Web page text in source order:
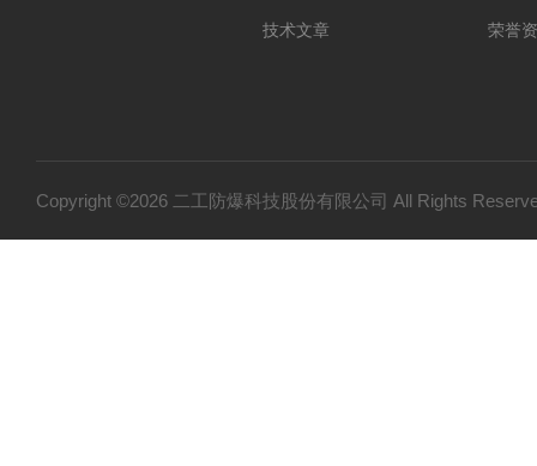
技术文章 荣誉
Copyright ©2026 二工防爆科技股份有限公司 All Rights